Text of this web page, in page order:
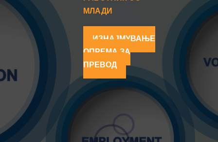
МЛАДИ
ИЗНАЈМУВАЊЕ
ОПРЕМА ЗА
ПРЕВОД